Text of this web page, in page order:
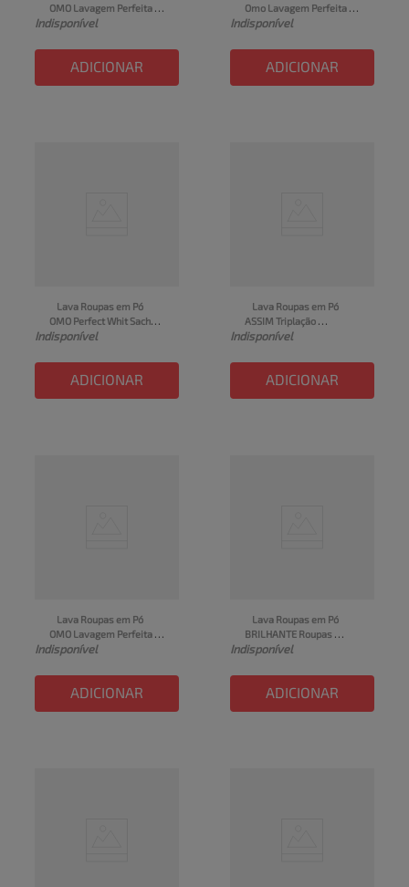
OMO Lavagem Perfeita
Pacote 2,4kg
Indisponível
ADICIONAR
Omo Lavagem Perfeita
Pacote 400g
Indisponível
ADICIONAR
Lava Roupas em Pó
OMO Perfect Whit Sachê
4kg
Indisponível
ADICIONAR
Lava Roupas em Pó
ASSIM Triplação
Embalagem Econômica
Indisponível
ADICIONAR
Lava Roupas em Pó
OMO Lavagem Perfeita
Caixa 400g
Indisponível
ADICIONAR
Lava Roupas em Pó
BRILHANTE Roupas
Brancas e Coloridas
Indisponível
ADICIONAR